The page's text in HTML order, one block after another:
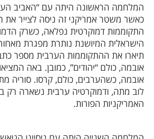
כאשר משטר אמריקני זה ניסה לצייר את
התקוממות דמוקרטית נפלאה, כשרק
הישראלית המיושנת נותרת מפגרת
תיארו את ההתקוממות הערבית מספר
אובמה, כולם “יהודים”, כמובן. באה
אובמה, כשהערבים, כולם, קרסו. סוריה
לוב מתה, ודמוקרטיה ערבית נשארה רק
האמריקניות הפורות.